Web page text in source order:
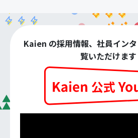
Kaien の採用情報、社員イン
覧いただけます